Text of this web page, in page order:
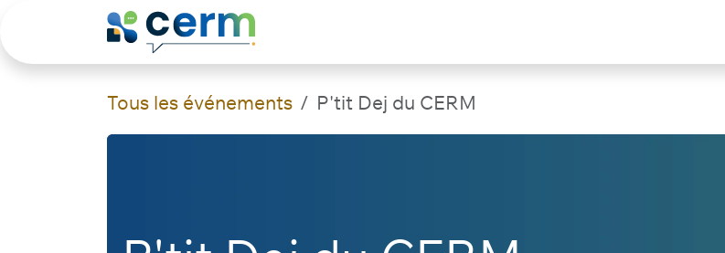
Se rendre au contenu
Tous les événements P'tit Dej du CERM